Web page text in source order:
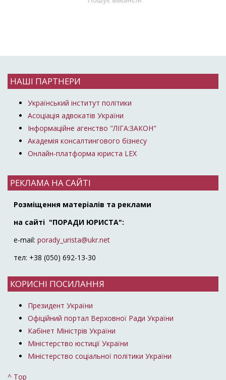
НАШІ ПАРТНЕРИ
Український інститут політики
Асоціація адвокатів України
Інформаційне агенство "ЛІГА:ЗАКОН"
Академія консалтингового бізнесу
Онлайн-платформа юриста LEX
РЕКЛАМА НА САЙТІ
Розміщення матеріалів та реклами
на сайті "ПОРАДИ ЮРИСТА":
e-mail: porady_urista@ukr.net
тел: +38 (050) 692-13-30
КОРИСНІ ПОСИЛАННЯ
Президент України
Офіційний портал Верховної Ради України
Кабінет Міністрів України
Міністерство юстиції України
Міністерство соціальної політики України
^ Top